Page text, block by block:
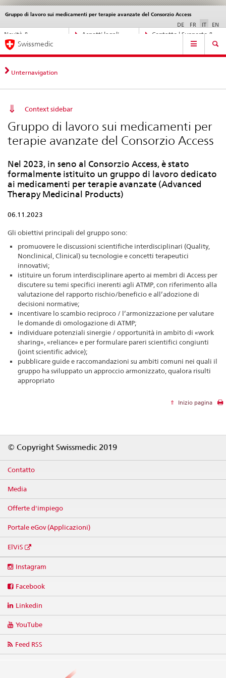
Navigazione
diretta:
novità,
legali,
Novità &
Aspetti legali,
Contatto | Supporto &
Gruppo di lavoro sui medicamenti per terapie avanzate del Consorzio Access
DE FR IT EN
Service
Navigation
Swissmedic
Unternavigation
Context sidebar
Gruppo di lavoro sui medicamenti per
terapie avanzate del Consorzio Access
Nel 2023, in seno al Consorzio Access, è stato
formalmente istituito un gruppo di lavoro dedicato
ai medicamenti per terapie avanzate (Advanced
Therapy Medicinal Products)
06.11.2023
Gli obiettivi principali del gruppo sono:
promuovere le discussioni scientifiche interdisciplinari (Quality,
Nonclinical, Clinical) su tecnologie e concetti terapeutici
innovativi;
istituire un forum interdisciplinare aperto ai membri di Access per
discutere su temi specifici inerenti agli ATMP, con riferimento alla
valutazione del rapporto rischio/beneficio e all’adozione di
decisioni normative;
incentivare lo scambio reciproco / l’armonizzazione per valutare
le domande di omologazione di ATMP;
individuare potenziali sinergie / opportunità in ambito di «work
sharing», «reliance» e per formulare pareri scientifici congiunti
(joint scientific advice);
pubblicare guide e raccomandazioni su ambiti comuni nei quali il
gruppo ha sviluppato un approccio armonizzato, qualora risulti
appropriato
Inizio pagina
© Copyright Swissmedic 2019
Contatto
Media
Offerte d'impiego
Portale eGov (Applicazioni)
ElViS
media
Instagram
Facebook
Linkedin
YouTube
Feed RSS